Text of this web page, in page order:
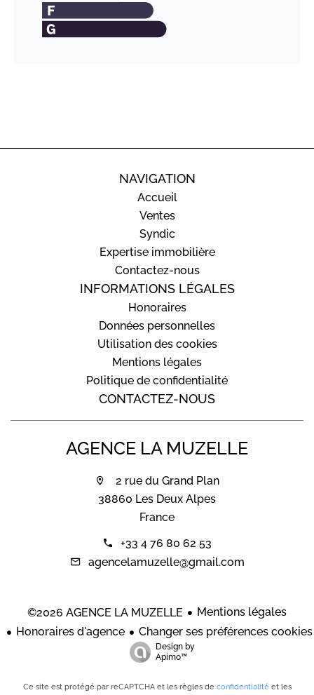
NAVIGATION
Accueil
Ventes
Syndic
Expertise immobilière
Contactez-nous
INFORMATIONS LÉGALES
Honoraires
Données personnelles
Utilisation des cookies
Mentions légales
Politique de confidentialité
CONTACTEZ-NOUS
AGENCE LA MUZELLE
2 rue du Grand Plan
38860 Les Deux Alpes
France
+33 4 76 80 62 53
agencelamuzelle@gmail.com
©2026 AGENCE LA MUZELLE
Mentions légales
Honoraires d'agence
Changer ses préférences cookies
Design by
Apimo™
Ce site est protégé par reCAPTCHA et les règles de confidentialitéet les